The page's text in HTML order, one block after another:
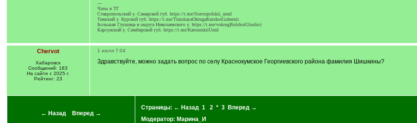
---
Чаты в ТГ
Ставропольский у. Самарской губ. https://t.me/Stavropolskii_uezd
Тимский у. Курской губ. https://t.me/TimskayaOkrugaKurskoiGubernii
Большая Глушица и округа Николаевского у. https://t.me/vokrugBolshoiGlushici
Карсунский у. Симбирской губ. https://t.me/KarsunskiiUezd
Chervot
Хабаровск
Сообщений: 183
На сайте с 2025 г.
Рейтинг: 23
1 июля 7:04
Здравствуйте, можно задать вопрос по селу Краснокумское Георгиевского района фамилия Шишкины?
← Назад Вперед →
Страницы: ← Назад 1 2 * 3
Вперед →
Модератор: Марина_И